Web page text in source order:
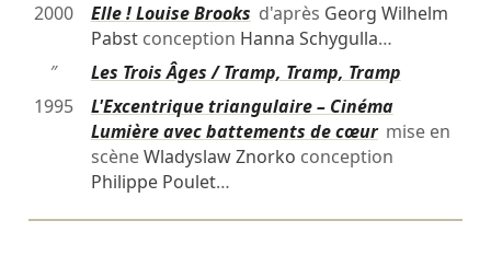
2000
Elle ! Louise Brooks d'après Georg Wilhelm
Pabstconception Hanna Schygulla…
″
Les Trois Âges / Tramp, Tramp, Tramp
1995
L'Excentrique triangulaire – Cinéma
Lumière avec battements de cœurmise en
scèneWladyslaw Znorko conception
Philippe Poulet…